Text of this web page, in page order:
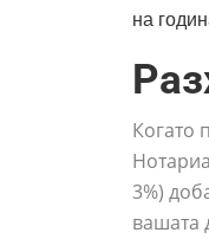
на
Когато
3%)
вашата